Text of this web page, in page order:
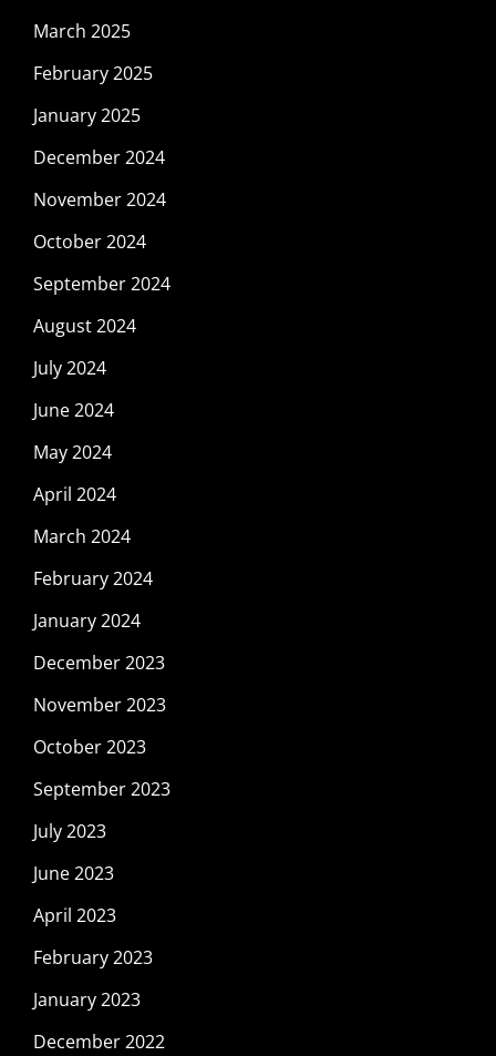
March 2025
February 2025
January 2025
December 2024
November 2024
October 2024
September 2024
August 2024
July 2024
June 2024
May 2024
April 2024
March 2024
February 2024
January 2024
December 2023
November 2023
October 2023
September 2023
July 2023
June 2023
April 2023
February 2023
January 2023
December 2022